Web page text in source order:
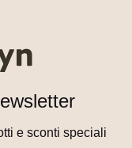
e sconti speciali